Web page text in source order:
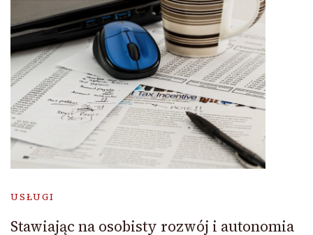
USŁUGI
Stawiając na osobisty rozwój i autonomia